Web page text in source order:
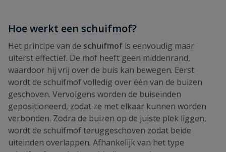
Hoe werkt een schuifmof?
Het principe van de schuifmof is eenvoudig maar
uiterst effectief. De mof heeft geen middenrand,
waardoor hij vrij over de buis kan bewegen. Eerst
wordt de schuifmof volledig over één van de buizen
geschoven. Vervolgens worden de buiseinden
gepositioneerd, zodat ze met elkaar kunnen worden
verbonden. Zodra de buizen op de juiste plek liggen,
wordt de schuifmof teruggeschoven zodat beide
uiteinden overlappen. Afhankelijk van het type